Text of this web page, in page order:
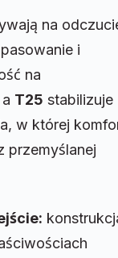
na
i
na
T25 stabilizuje
w której
przemyślanej